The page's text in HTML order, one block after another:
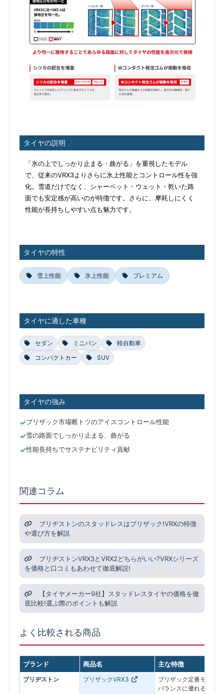
タイヤの説明
「氷の上でしっかり止まる・曲がる」を重視したモデル
で、従来のVRX3よりさらに氷上性能とコントロール性を強
化。雪道だけでなく、シャーベット・ウェット・乾いた路
面でも安定感が高いのが特徴です。さらに、摩耗しにくく
性能が長持ちしやすい点も魅力です。
タイヤの特性
雪上性能 氷上性能 プレミアム
タイヤに適した車種
セダン ミニバン
軽自動車
コンパクトカー
SUV
タイヤの強み
ブリザック市場断トツのアイスコントロール性能
雪の路面でしっかり止まる、曲がる
性能長持ちでサステナビリティ貢献
関連コラム
ブリヂストンのスタッドレスはブリザック!VRXの特徴
や選び方を解説
ブリヂストンVRX3とVRX2どちらがいい?VRXシリーズ
を価格と口コミもあわせて徹底解説!
【タイヤメーカー9社】スタッドレスタイヤの価格を徹
底比較!選ぶ際のポイントも解説
よく比較される商品
ブランド 商品名 主な特徴
ブリヂストン ブリザックVRX3
ブリザック定番モデル
バランスに優れる